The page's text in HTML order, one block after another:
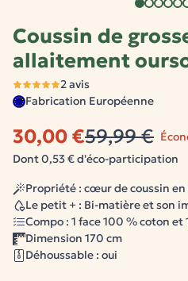
Coussin de
allaitement
2 avis
Fabrication Européenne
30,00 €59,99 €
Dont 0,53 € d'éco-participation
Propriété : cœur de coussin
Le petit + : Bi-matière et son
Compo : 1 face 100 % coton et
Dimension 170 cm
Déhoussable : oui